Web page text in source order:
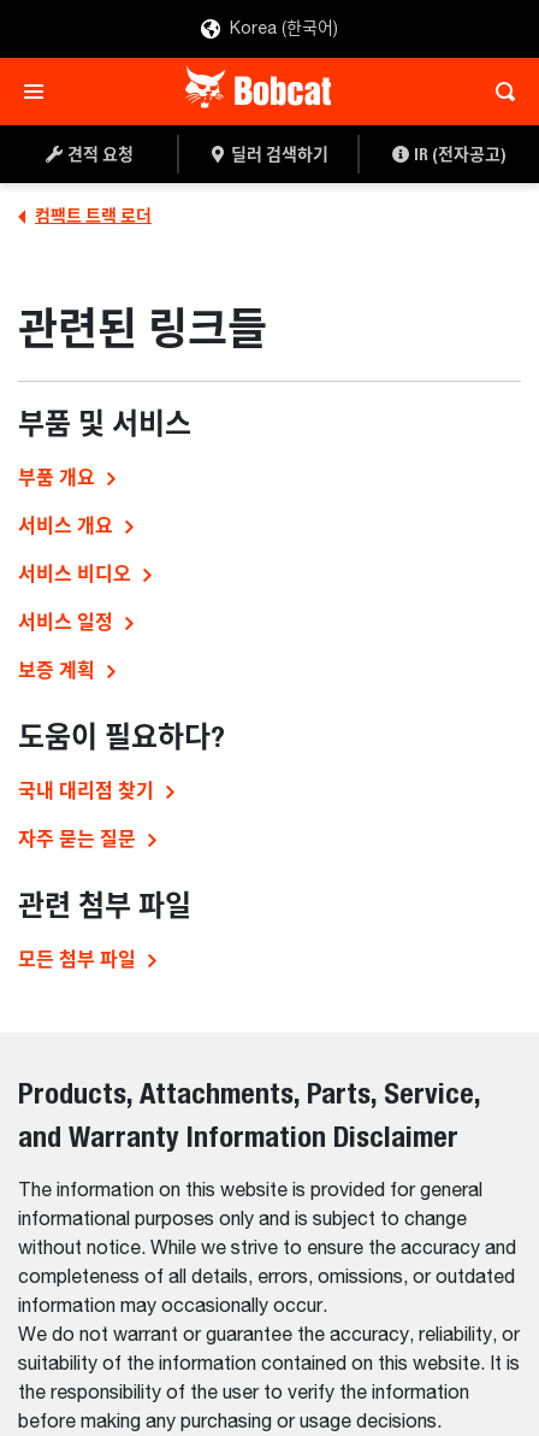
Korea (한국어)
견적 요청 딜러 검색하기 IR (전자공고)
컴팩트 트랙 로더
관련된 링크들
부품 및 서비스
부품 개요
서비스 개요
서비스 비디오
서비스 일정
보증 계획
도움이 필요하다?
국내 대리점 찾기
자주 묻는 질문
관련 첨부 파일
모든 첨부 파일
Products, Attachments, Parts, Service,
and Warranty Information Disclaimer
The information on this website is provided for general
informational purposes only and is subject to change
without notice. While we strive to ensure the accuracy and
completeness of all details, errors, omissions, or outdated
information may occasionally occur.
We do not warrant or guarantee the accuracy, reliability, or
suitability of the information contained on this website. It is
the responsibility of the user to verify the information
before making any purchasing or usage decisions.